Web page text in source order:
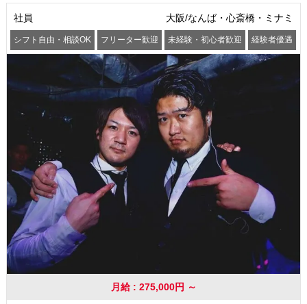
社員 大阪/なんば・心斎橋・ミナミ
シフト自由・相談OK フリーター歓迎 未経験・初心者歓迎 経験者優遇
月給 : 275,000円 ～